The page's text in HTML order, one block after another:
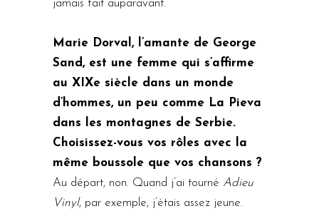
jamais fait auparavant.
Marie Dorval, l’amante de George
Sand, est une femme qui s’affirme
au XIXe siècle dans un monde
d’hommes, un peu comme La Pieva
dans les montagnes de Serbie.
Choisissez-vous vos rôles avec la
même boussole que vos chansons ?
Au départ, non. Quand j’ai tourné Adieu
Vinyl, par exemple, j’étais assez jeune.